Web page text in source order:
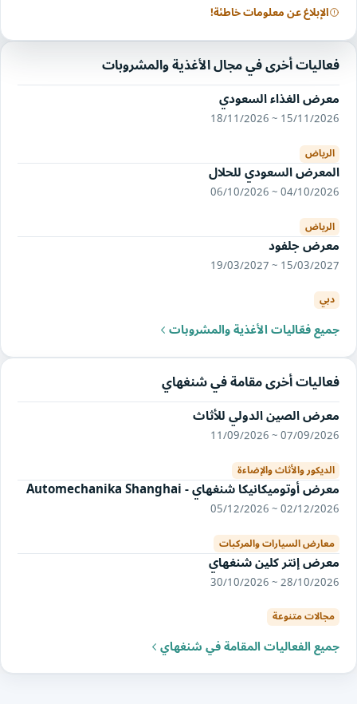
الإبلاغ عن معلومات خاطئة!
فعاليات أخرى في مجال الأغذية والمشروبات
معرض الغذاء السعودي
15/11/2026 ~ 18/11/2026
الرياض
المعرض السعودي للحلال
04/10/2026 ~ 06/10/2026
الرياض
معرض جلفود
15/03/2027 ~ 19/03/2027
دبي
جميع فعّاليات الأغذية والمشروبات
فعاليات أخرى مقامة في شنغهاي
معرض الصين الدولي للأثاث
07/09/2026 ~ 11/09/2026
الديكور والأثاث والإضاءة
معرض أوتوميكانيكا شنغهاي - Automechanika Shanghai
02/12/2026 ~ 05/12/2026
معارض السيارات والمركبات
معرض إنتر كلين شنغهاي
28/10/2026 ~ 30/10/2026
مجالات متنوعة
جميع الفعاليات المقامة في شنغهاي